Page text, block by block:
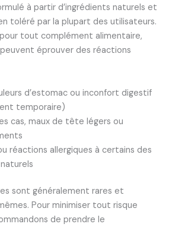
à partir d’ingrédients naturels et
toléré par la plupart des utilisateurs.
tout complément alimentaire,
éprouver des réactions
d’estomac ou inconfort digestif
temporaire)
cas, maux de tête légers ou
réactions allergiques à certains des
sont généralement rares et
Pour minimiser tout risque
de prendre le